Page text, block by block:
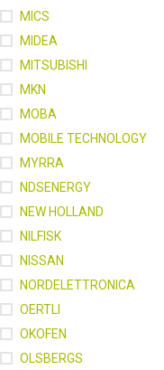
MICS
MIDEA
MITSUBISHI
MKN
MOBA
MOBILE TECHNOLOGY
MYRRA
NDSENERGY
NEW HOLLAND
NILFISK
NISSAN
NORDELETTRONICA
OERTLI
OKOFEN
OLSBERGS